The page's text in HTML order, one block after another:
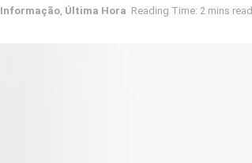
Informação, Última Hora Reading Time: 2 mins read